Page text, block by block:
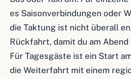
es Saisonverbindungen oder
die Taktung ist nicht überall
Rückfahrt, damit du am
Für Tagesgäste ist ein Start
die Weiterfahrt mit einem